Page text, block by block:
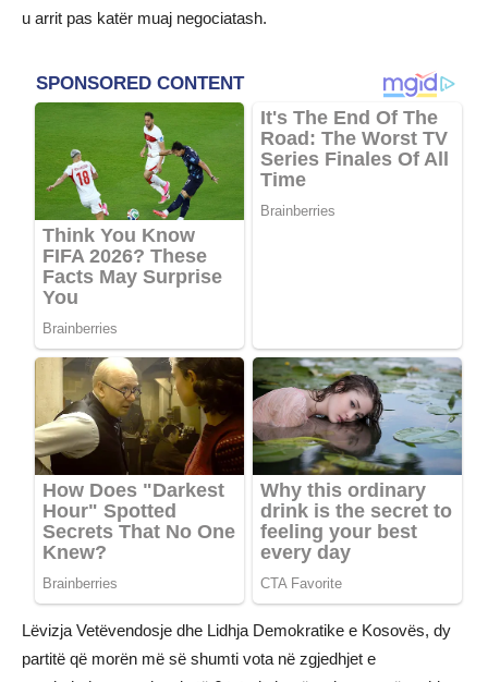
u arrit pas katër muaj negociatash.
Lëvizja Vetëvendosje dhe Lidhja Demokratike e Kosovës, dy
partitë që morën më së shumti vota në zgjedhjet e